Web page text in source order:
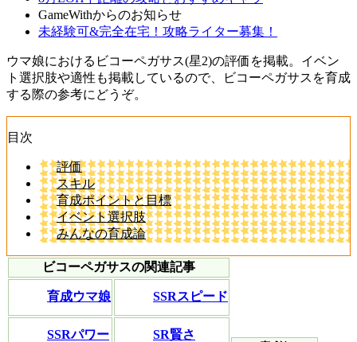
GameWithからのお知らせ
未経験可&完全在宅！攻略ライター募集！
ウマ娘におけるビコーペガサス(星2)の評価を掲載。イベン
ト選択肢や適性も掲載しているので、ビコーペガサスを育成
する際の参考にどうぞ。
目次
評価
スキル
育成ポイントと目標
イベント選択肢
みんなの育成論
ビコーペガサスの関連記事
育成ウマ娘 SSRスピード
SSRパワー SR賢さ